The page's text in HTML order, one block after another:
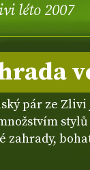
léto 2007
pár ze Zlivi
zahrady,